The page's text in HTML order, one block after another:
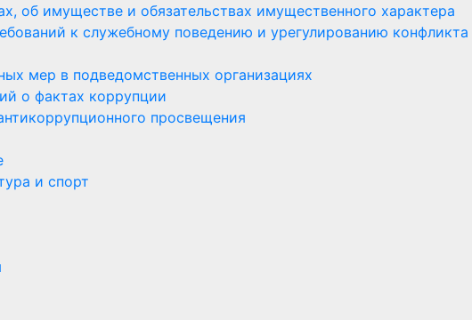
об имуществе и обязательствах имущественного характера
к служебному поведению и урегулированию конфликта
мер в подведомственных организациях
о фактах коррупции
просвещения
и спорт